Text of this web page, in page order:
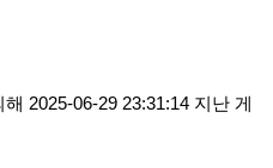
2025-06-29 23:31:14 지난 게